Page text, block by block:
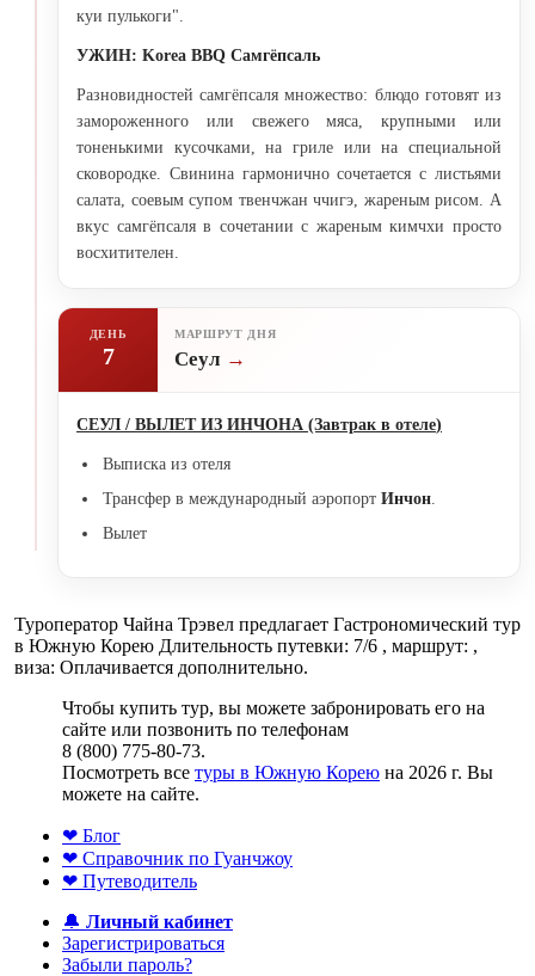
куи пулькоги".
УЖИН: Korea BBQ Самгёпсаль
Разновидностей самгёпсаля множество: блюдо готовят из
замороженного или свежего мяса, крупными или
тоненькими кусочками, на гриле или на специальной
сковородке. Свинина гармонично сочетается с листьями
салата, соевым супом твенчжан ччигэ, жареным рисом. А
вкус самгёпсаля в сочетании с жареным кимчхи просто
восхитителен.
ДЕНЬ
7
МАРШРУТ ДНЯ
Сеул
СЕУЛ / ВЫЛЕТ ИЗ ИНЧОНА (Завтрак в отеле)
Выписка из отеля
Трансфер в международный аэропорт Инчон
Вылет
Туроператор Чайна Трэвел предлагает Гастрономический тур
в Южную Корею Длительность путевки: 7/6 , маршрут: ,
виза: Оплачивается дополнительно.
Чтобы купить тур, вы можете забронировать его на
сайте или позвонить по телефонам
8 (800) 775-80-73.
Посмотреть все туры в Южную Корею на 2026 г. Вы
можете на сайте.
❤ Блог
❤ Справочник по Гуанчжоу
❤ Путеводитель
🔔 Личный кабинет
Зарегистрироваться
Забыли пароль?